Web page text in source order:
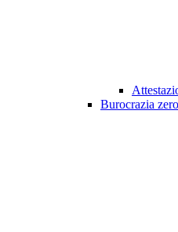
Burocrazia zero